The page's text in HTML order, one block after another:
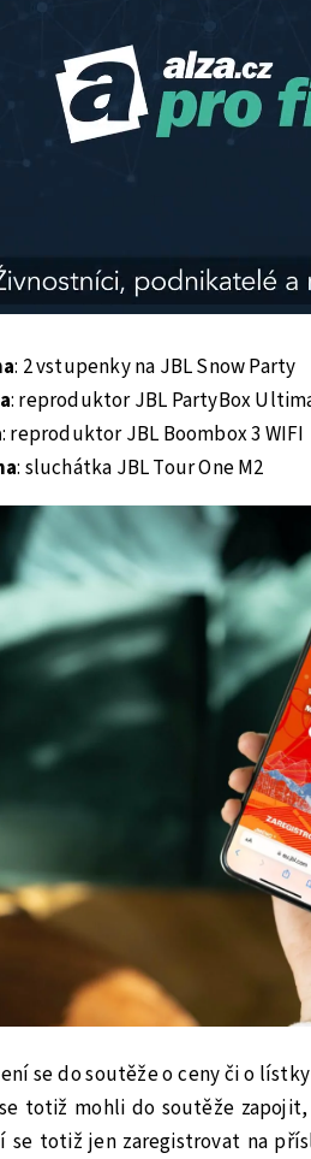
: 2 vstupenky na JBL Snow Party
: reproduktor JBL PartyBox
: reproduktor JBL Boombox 3 WIFI
: sluchátka JBL Tour One M2
se do soutěže o ceny či o
totiž mohli do soutěže
se totiž jen zaregistrovat na